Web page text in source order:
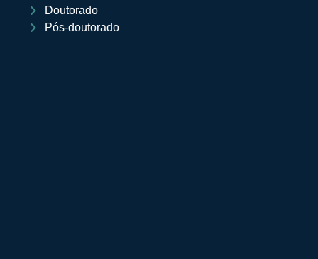
Doutorado
Pós-doutorado